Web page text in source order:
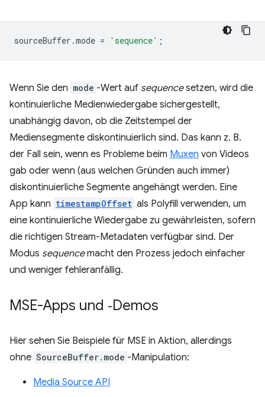
sourceBuffer .mode = 'sequence' ;
Wenn Sie den mode -Wert auf sequencesetzen, wird die
kontinuierliche Medienwiedergabe sichergestellt,
unabhängig davon, ob die Zeitstempel der
Mediensegmente diskontinuierlich sind. Das kann z. B.
der Fall sein, wenn es Probleme beim Muxen von Videos
gab oder wenn (aus welchen Gründen auch immer)
diskontinuierliche Segmente angehängt werden. Eine
App kann timestampOffset als Polyfill verwenden, um
eine kontinuierliche Wiedergabe zu gewährleisten, sofern
die richtigen Stream-Metadaten verfügbar sind. Der
Modus sequencemacht den Prozess jedoch einfacher
und weniger fehleranfällig.
MSE-Apps und ‑Demos
Hier sehen Sie Beispiele für MSE in Aktion, allerdings
ohne SourceBuffer.mode -Manipulation:
Media Source API